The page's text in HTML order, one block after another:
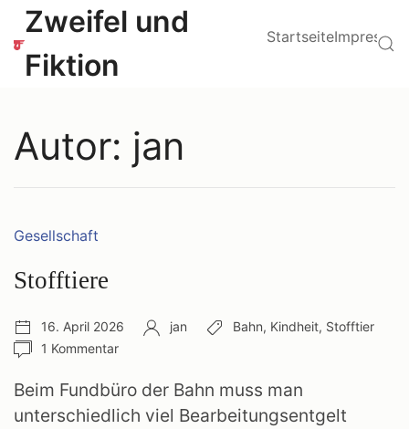
Zum
Inhalt
springen
Zweifel und
Fiktion
StartseiteImpressum
Autor: jan
Kategorien:
Gesellschaft
Stofftiere
Veröffentlichungsdatum:
16. April 2026 Autor:
jan Schlagwörter:
Bahn, Kindheit, Stofftier
Anzahl
1 Kommentar
Beim Fundbüro der Bahn muss man
unterschiedlich viel Bearbeitungsentgelt